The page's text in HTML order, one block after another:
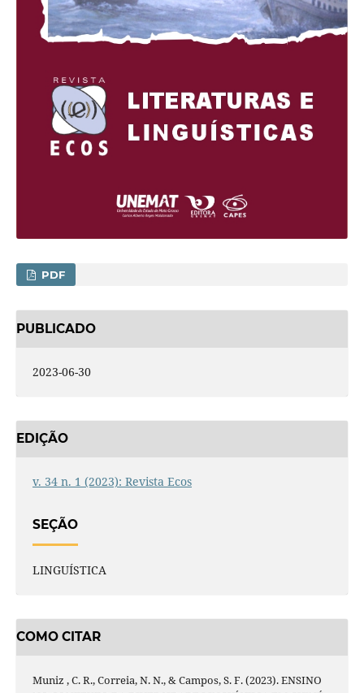
PDF
PUBLICADO
2023-06-30
EDIÇÃO
v. 34 n. 1 (2023): Revista Ecos
SEÇÃO
LINGUÍSTICA
COMO CITAR
Muniz , C. R., Correia, N. N., & Campos, S. F. (2023). ENSINO